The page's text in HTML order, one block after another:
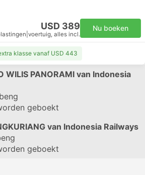
USD 389
voertuig, alles incl.
Nu boeken
klasse vanaf USD 443
WILIS PANORAMI van Indonesia
geboekt
van Indonesia Railways
geboekt